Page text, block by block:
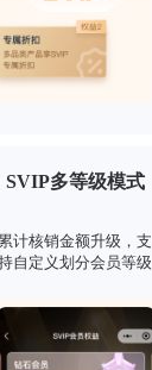
SVIP多等级模式
累计核销金额升级，支
自定义划分会员等级